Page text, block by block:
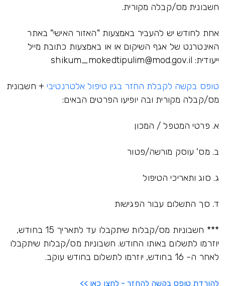
חשבונית מס/קבלה מקורית.
אחת לחודש יש להעביר באמצעות "האזור האישי" באתר
האינטרנט של אגף השיקום או או באמצעות כתובת מייל
ייעודית: shikum_mokedtipulim@mod.gov.il
טופס בקשה לקבלת החזר בגין טיפול אלטרנטיבי+ חשבונית
מס/קבלה מקורית ובה יופיעו הפרטים הבאים:
א. פרטי המטפל / המכון
ב. מס' עוסק מורשה/פטור
ג. סוג ותאריכי הטיפול
ד. סך התשלום עבור הפגישות
*** חשבוניות מס/קבלות שיתקבלו עד לתאריך 15 בחודש,
יוזרמו לתשלום באותו החודש. חשבוניות מס/קבלות שיתקבלו
לאחר ה- 16 בחודש, יוזרמו לתשלום בחודש עוקב.
להורדת טופס בקשה להחזר - לחצו כאן >>